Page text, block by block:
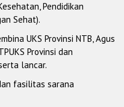
Pendidikan
Sehat).
UKS Provinsi NTB, Agus
Provinsi dan
lancar.
fasilitas sarana